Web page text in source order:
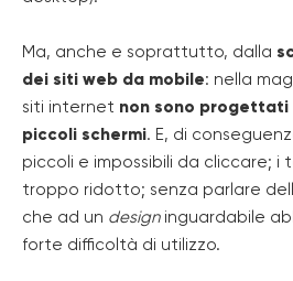
Ma, anche e soprattutto, dalla
dei siti web da mobile: nella
siti internet non sono
piccoli schermi. E, di
piccoli e impossibili da cliccare;
troppo ridotto; senza parlare
che ad un designinguardabile
forte difficoltà di utilizzo.